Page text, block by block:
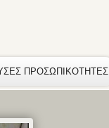
ΠΡΟΣΩΠΙΚΟΤΗΤΕΣ